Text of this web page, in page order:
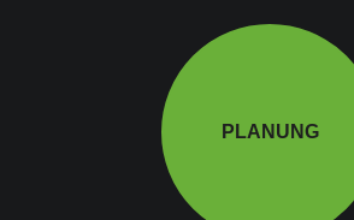
PLANUNG